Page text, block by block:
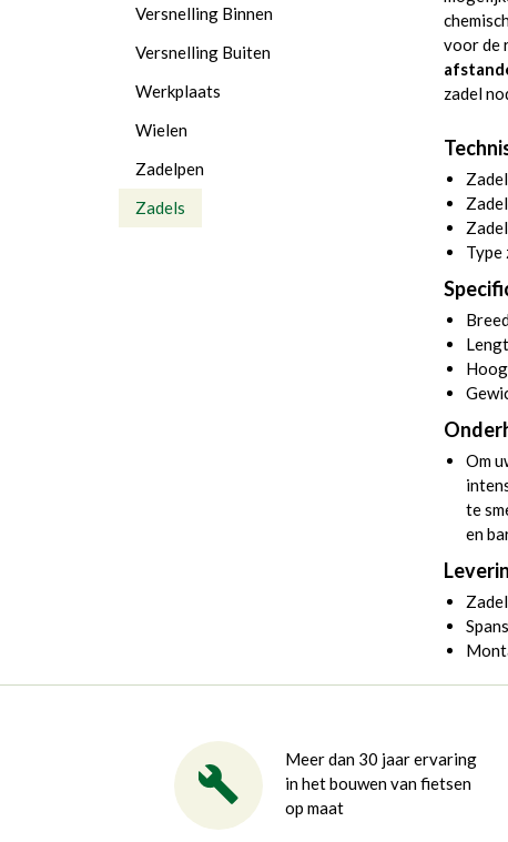
voor de
zadel
Type
Om
te
en
Versnelling Binnen
Versnelling Buiten
Werkplaats
Wielen
Zadelpen
Zadels
Meer dan 30 jaar ervaring
in het bouwen van fietsen
op maat